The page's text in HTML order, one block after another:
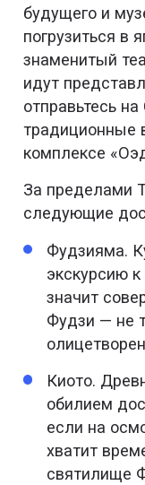
будущего и
погрузиться в
знаменитый
идут
отправьтесь
традиционные
комплексе
За пределами
следующие
Фудзияма.
экскурсию
значит
Фудзи — не
Киото.
обилием
если на
хватит
святилище